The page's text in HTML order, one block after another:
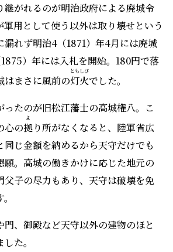
継がれるのが明治政府による廃城令
用として使う以外は取り壊せという
漏れず明治4（1871）年4月には廃城
）年には入札を開始。180円で落
はまさに風前の灯火
ともしび
でした。
ったのが旧松江藩士の高城権八。こ
心の拠
よ
り所がなくなると、陸軍省広
同じ金額を納めるから天守だけでも
願。高城の働きかけに応じた地元の
父子の尽力もあり、天守は破壊を免
門、御殿など天守以外の建物のほと
た。